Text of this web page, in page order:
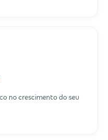
no crescimento do seu